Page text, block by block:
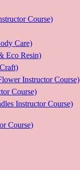
Course)
Care)
Eco Resin)
Instructor Course)
Course)
Instructor Course)
Course)